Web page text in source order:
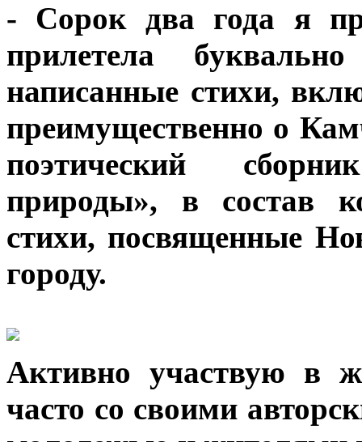
- Сорок два года я
прилетела
написанные стихи,
преимущественно о
поэтический
природы», в состав
стихи, посвященные
городу.
Активно участвую в
часто со своими